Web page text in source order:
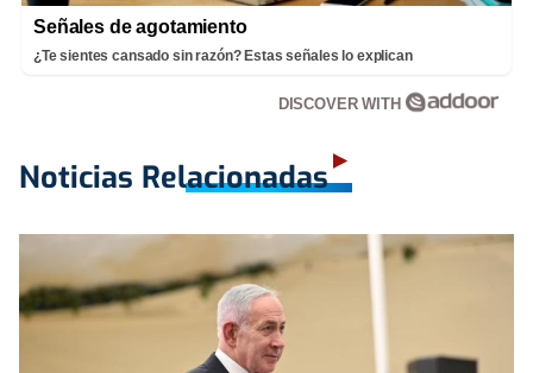
Señales de agotamiento
¿Te sientes cansado sin razón? Estas señales lo explican
DISCOVER WITH
Noticias Relacionadas